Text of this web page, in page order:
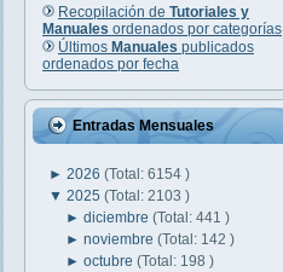
Recopilación de Tutoriales y
Manuales ordenados por categorías
Últimos Manuales publicados
ordenados por fecha
Entradas Mensuales
► 2026 (Total: 6154 )
▼ 2025 (Total: 2103 )
►diciembre(Total: 441 )
►noviembre(Total: 142 )
►octubre(Total: 198 )